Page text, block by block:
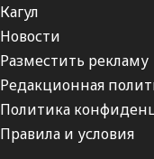
Кагул
Новости
Разместить рекламу
Редакционная
Политика
Правила и условия